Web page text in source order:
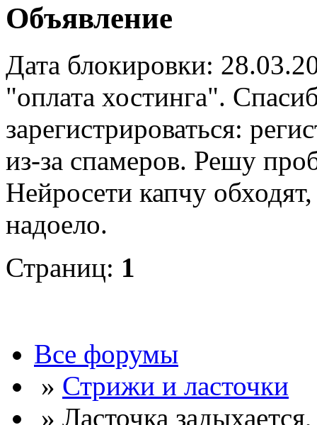
Объявление
Дата блокировки:
"оплата хостинга".
зарегистрироваться:
из-за спамеров. Решу
Нейросети капчу
надоело.
Страниц: 1
Все форумы
» Стрижи и ласточки
» Ласточка